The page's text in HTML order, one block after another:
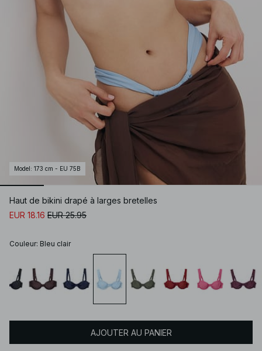
Model : 173 cm - EU 75B
Haut de bikini drapé à larges bretelles
EUR 18.16 EUR 25.95
Couleur: Bleu clair
AJOUTER AU PANIER